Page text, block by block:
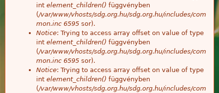
int element_children() függvényben
(/var/www/vhosts/sdg.org.hu/sdg.org.hu/includes/com
mon.inc 6595 sor).
Notice: Trying to access array offset on value of type
int element_children() függvényben
(/var/www/vhosts/sdg.org.hu/sdg.org.hu/includes/com
mon.inc 6595 sor).
Notice: Trying to access array offset on value of type
int element_children() függvényben
(/var/www/vhosts/sdg.org.hu/sdg.org.hu/includes/com